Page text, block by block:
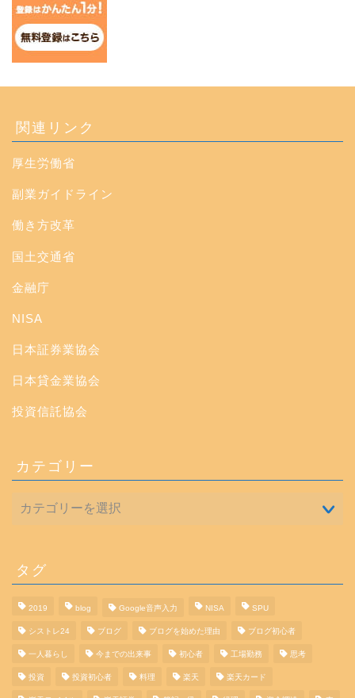
関連リンク
厚生労働省
副業ガイドライン
働き方改革
国土交通省
金融庁
NISA
日本証券業協会
日本貸金業協会
投資信託協会
カテゴリー
タグ
2019 blog Google音声入力 NISA SPU
シストレ24 ブログ ブログを始めた理由 ブログ初心者
一人暮らし 今までの出来事 初心者 工場勤務 思考
投資 投資初心者 料理 楽天 楽天カード